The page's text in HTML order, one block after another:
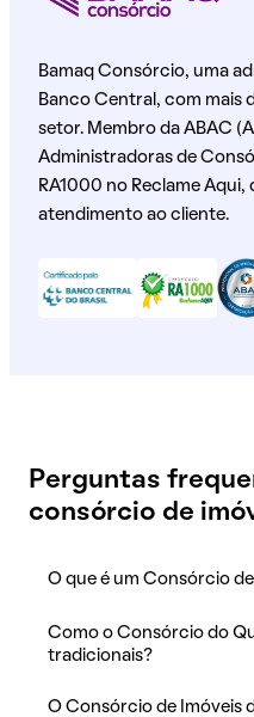
Bamaq Consórcio, uma
Banco Central, com mais
setor. Membro da ABAC
Administradoras de
RA1000 no Reclame
atendimento ao cliente.
Perguntas
consórcio de
O que é um Consórcio
Como o Consórcio do
tradicionais?
O Consórcio de Imóveis